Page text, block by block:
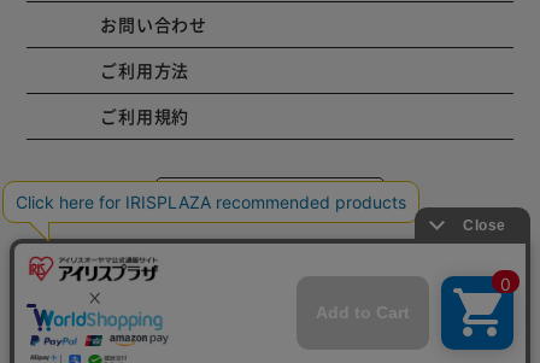
お問い合わせ
ご利用方法
ご利用規約
コーポレートサイト